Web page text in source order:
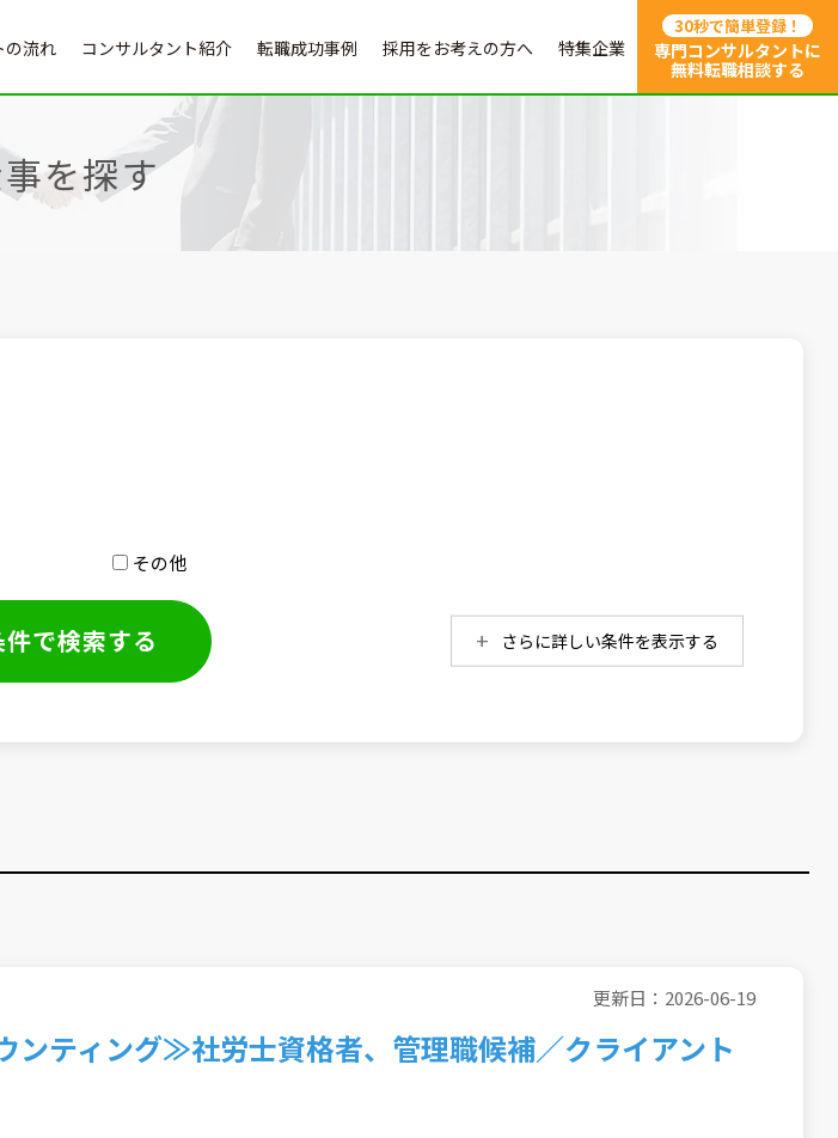
の流れ コンサルタント紹介 転職成功事例 採用をお考えの方へ 特集企業
30秒で簡単登録！
専門コンサルタントに
無料転職相談する
を探す
その他
さらに詳しい条件を表示する
更新日：2026-06-19
ンティング≫社労士資格者、管理職候補／クライアント